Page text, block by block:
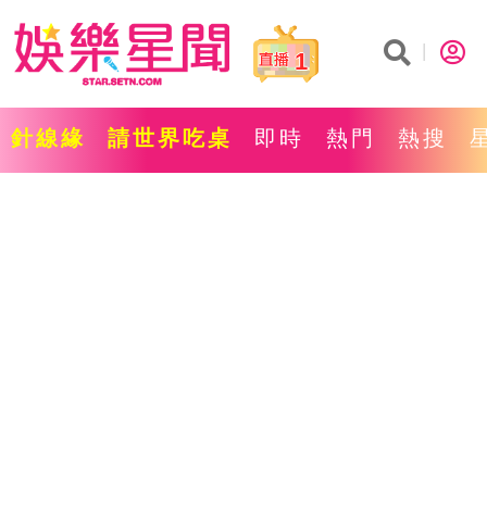
1
針線緣 請世界吃桌 即時 熱門 熱搜